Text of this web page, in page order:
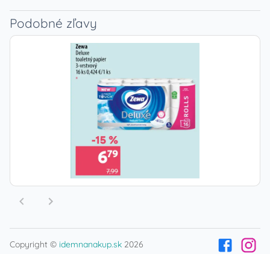
Podobné zľavy
Copyright © idemnanakup.sk 2026